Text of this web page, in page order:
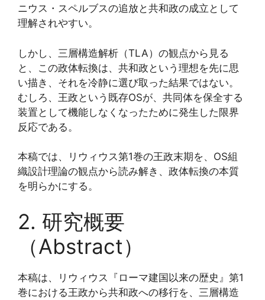
ニウス・スペルブスの追放と共和政の成立として
理解されやすい。
しかし、三層構造解析（TLA）の観点から見る
と、この政体転換は、共和政という理想を先に思
い描き、それを冷静に選び取った結果ではない。
むしろ、王政という既存OSが、共同体を保全する
装置として機能しなくなったために発生した限界
反応である。
本稿では、リウィウス第1巻の王政末期を、OS組
織設計理論の観点から読み解き、政体転換の本質
を明らかにする。
2. 研究概要
（Abstract）
本稿は、リウィウス『ローマ建国以来の歴史』第1
巻における王政から共和政への移行を、三層構造